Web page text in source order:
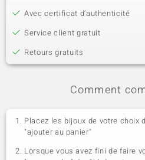
Avec certificat d’authenticité
Service client gratuit
Retours gratuits
Comment
Placez les bijoux de votre choix
"ajouter au panier"
Lorsque vous avez fini de faire